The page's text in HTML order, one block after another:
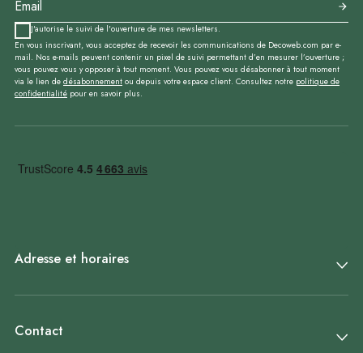
J'autorise le suivi de l'ouverture de mes newsletters.
En vous inscrivant, vous acceptez de recevoir les communications de Decoweb.com par e-
mail. Nos e-mails peuvent contenir un pixel de suivi permettant d’en mesurer l’ouverture ;
vous pouvez vous y opposer à tout moment. Vous pouvez vous désabonner à tout moment
via le lien de désabonnement ou depuis votre espace client. Consultez notre politique de
confidentialité pour en savoir plus.
Adresse et horaires
Contact